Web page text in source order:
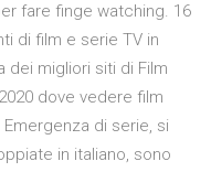
fare finge watching. 16
di film e serie TV in
dei migliori siti di Film
dove vedere film
di serie, si
in italiano, sono